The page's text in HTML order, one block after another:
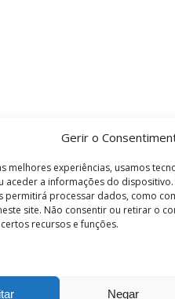
Gerir o
melhores experiências, usamos
aceder a informações do
permitirá processar dados, como
site. Não consentir ou retirar o
recursos e funções.
Negar
. Todos os direitos